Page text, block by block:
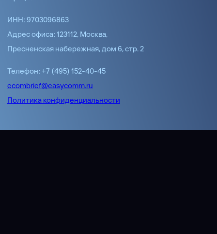
ИНН: 9703096863
Адрес офиса: 123112, Москва,
Пресненская набережная, дом 6, стр. 2
Телефон: +7 (495) 152-40-45
ecombrief@easycomm.ru
Политика конфиденциальности